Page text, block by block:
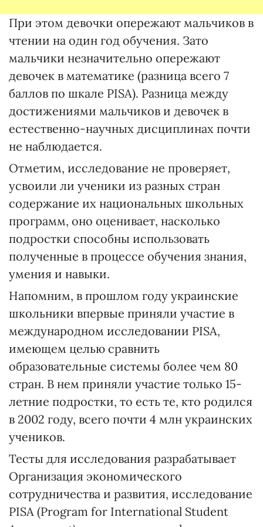
При этом девочки опережают мальчиков в
чтении на один год обучения. Зато
мальчики незначительно опережают
девочек в математике (разница всего 7
баллов по шкале PISA). Разница между
достижениями мальчиков и девочек в
естественно-научных дисциплинах почти
не наблюдается.
Отметим, исследование не проверяет,
усвоили ли ученики из разных стран
содержание их национальных школьных
программ, оно оценивает, насколько
подростки способны использовать
полученные в процессе обучения знания,
умения и навыки.
Напомним, в прошлом году украинские
школьники впервые приняли участие в
международном исследовании PISA,
имеющем целью сравнить
образовательные системы более чем 80
стран. В нем приняли участие только 15-
летние подростки, то есть те, кто родился
в 2002 году, всего почти 4 млн украинских
учеников.
Тесты для исследования разрабатывает
Организация экономического
сотрудничества и развития, исследование
PISA (Program for International Student